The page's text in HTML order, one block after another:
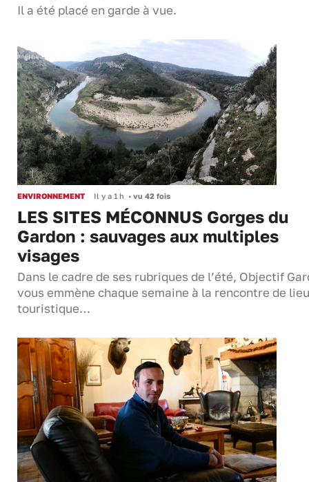
Il a été placé en garde à vue.
ENVIRONNEMENT Il y a 1 h • vu 42 fois
LES SITES MÉCONNUS Gorges du
Gardon : sauvages aux multiples
visages
Dans le cadre de ses rubriques de l’été, Objectif
vous emmène chaque semaine à la rencontre de
touristique…